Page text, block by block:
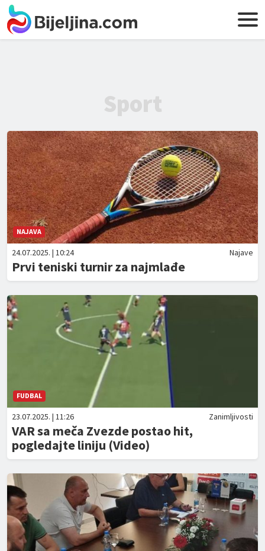
Sport
NAJAVA
24.07.2025. | 10:24 Najave
Prvi teniski turnir za najmlađe
FUDBAL
23.07.2025. | 11:26 Zanimljivosti
VAR sa meča Zvezde postao hit,
pogledajte liniju (Video)